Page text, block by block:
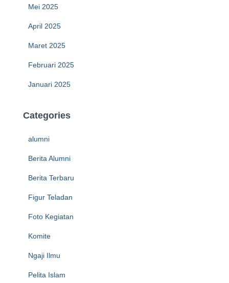
Mei 2025
April 2025
Maret 2025
Februari 2025
Januari 2025
Categories
alumni
Berita Alumni
Berita Terbaru
Figur Teladan
Foto Kegiatan
Komite
Ngaji Ilmu
Pelita Islam